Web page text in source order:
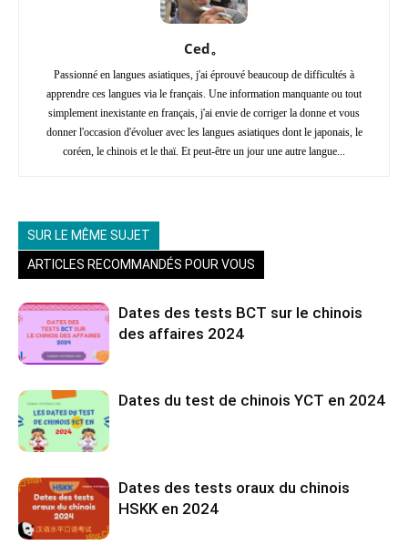
Ced。
Passionné en langues asiatiques, j'ai éprouvé beaucoup de difficultés à
apprendre ces langues via le français. Une information manquante ou tout
simplement inexistante en français, j'ai envie de corriger la donne et vous
donner l'occasion d'évoluer avec les langues asiatiques dont le japonais, le
coréen, le chinois et le thaï. Et peut-être un jour une autre langue...
SUR LE MÊME SUJET
ARTICLES RECOMMANDÉS POUR VOUS
Dates des tests BCT sur le chinois
des affaires 2024
Dates du test de chinois YCT en 2024
Dates des tests oraux du chinois
HSKK en 2024